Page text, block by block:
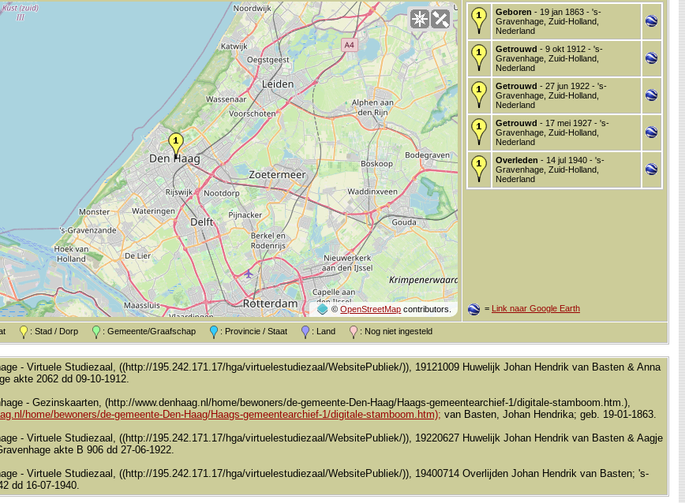
©OpenStreetMap contributors.
Geboren - 19 jan 1863 - 's-
Gravenhage, Zuid-Holland,
Nederland
Getrouwd - 9 okt 1912 - 's-
Gravenhage, Zuid-Holland,
Nederland
Getrouwd - 27 jun 1922 - 's-
Gravenhage, Zuid-Holland,
Nederland
Getrouwd - 17 mei 1927 - 's-
Gravenhage, Zuid-Holland,
Nederland
Overleden - 14 jul 1940 - 's-
Gravenhage, Zuid-Holland,
Nederland
= Link naar Google Earth
: Stad / Dorp : Gemeente/Graafschap : Provincie / Staat : Land : Nog niet ingesteld
- Virtuele Studiezaal, ((http://195.242.171.17/hga/virtuelestudiezaal/WebsitePubliek/)), 19121009 Huwelijk Johan Hendrik van Basten & Anna
akte 2062 dd 09-10-1912.
- Gezinskaarten, (http://www.denhaag.nl/home/bewoners/de-gemeente-Den-Haag/Haags-gemeentearchief-1/digitale-stamboom.htm.),
home/bewoners/de-gemeente-Den-Haag/Haags-gemeentearchief-1/digitale-stamboom.htm); van Basten, Johan Hendrika; geb. 19-01-1863.
- Virtuele Studiezaal, ((http://195.242.171.17/hga/virtuelestudiezaal/WebsitePubliek/)), 19220627 Huwelijk Johan Hendrik van Basten & Aagje
akte B 906 dd 27-06-1922.
- Virtuele Studiezaal, ((http://195.242.171.17/hga/virtuelestudiezaal/WebsitePubliek/)), 19400714 Overlijden Johan Hendrik van Basten; 's-
dd 16-07-1940.